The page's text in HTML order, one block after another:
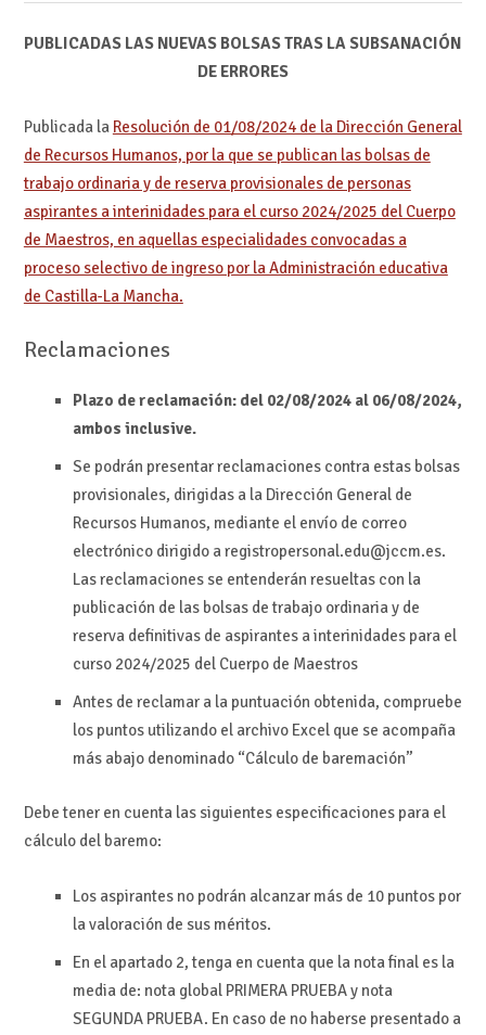
PUBLICADAS LAS NUEVAS BOLSAS TRAS LA SUBSANACIÓN
DE ERRORES
Publicada la Resolución de 01/08/2024 de la Dirección General
de Recursos Humanos, por la que se publican las bolsas de
trabajo ordinaria y de reserva provisionales de personas
aspirantes a interinidades para el curso 2024/2025 del Cuerpo
de Maestros, en aquellas especialidades convocadas a
proceso selectivo de ingreso por la Administración educativa
de Castilla-La Mancha.
Reclamaciones
Plazo de reclamación: del 02/08/2024 al 06/08/2024,
ambos inclusive.
Se podrán presentar reclamaciones contra estas bolsas
provisionales, dirigidas a la Dirección General de
Recursos Humanos, mediante el envío de correo
electrónico dirigido a registropersonal.edu@jccm.es.
Las reclamaciones se entenderán resueltas con la
publicación de las bolsas de trabajo ordinaria y de
reserva definitivas de aspirantes a interinidades para el
curso 2024/2025 del Cuerpo de Maestros
Antes de reclamar a la puntuación obtenida, compruebe
los puntos utilizando el archivo Excel que se acompaña
más abajo denominado “Cálculo de baremación”
Debe tener en cuenta las siguientes especificaciones para el
cálculo del baremo:
Los aspirantes no podrán alcanzar más de 10 puntos por
la valoración de sus méritos.
En el apartado 2, tenga en cuenta que la nota final es la
media de: nota global PRIMERA PRUEBA y nota
SEGUNDA PRUEBA. En caso de no haberse presentado a